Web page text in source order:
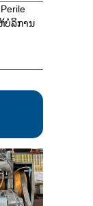
ບໍລິການ